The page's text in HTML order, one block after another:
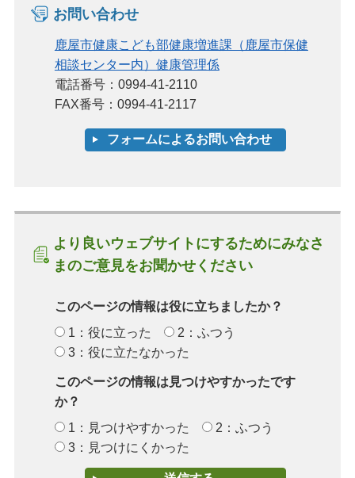
お問い合わせ
鹿屋市健康こども部健康増進課（鹿屋市保健
相談センター内）健康管理係
電話番号：0994-41-2110
FAX番号：0994-41-2117
より良いウェブサイトにするためにみなさ
まのご意見をお聞かせください
このページの情報は役に立ちましたか？
1：役に立った
2：ふつう
3：役に立たなかった
このページの情報は見つけやすかったです
か？
1：見つけやすかった
2：ふつう
3：見つけにくかった